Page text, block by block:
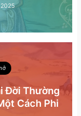
Đời Thường
Cách Phi